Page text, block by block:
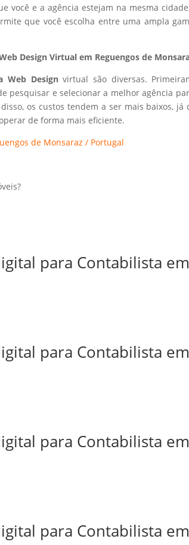
você e a agência estejam na mesma
que você escolha entre uma ampla
Design Virtual em Reguengos de
Web Designvirtual são diversas.
pesquisar e selecionar a melhor agência
os custos tendem a ser mais baixos,
de forma mais eficiente.
de Monsaraz / Portugal
para Contabilista
para Contabilista
para Contabilista
para Contabilista